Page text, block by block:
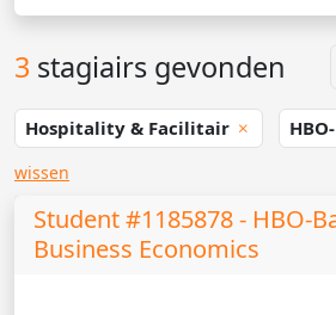
3 stagiairs gevonden
Hospitality & Facilitair
wissen
Student #1185878 - HBO-
Business Economics